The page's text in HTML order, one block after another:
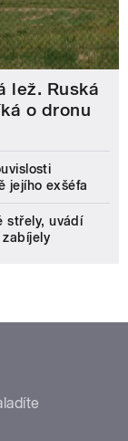
lež. Ruská
o dronu
jejího exšéfa
střely, uvádí